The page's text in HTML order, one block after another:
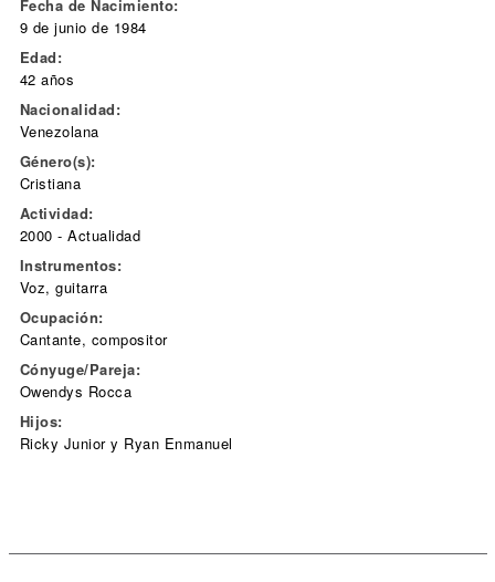
Fecha de Nacimiento:
9 de junio de 1984
Edad:
42 años
Nacionalidad:
Venezolana
Género(s):
Cristiana
Actividad:
2000 - Actualidad
Instrumentos:
Voz, guitarra
Ocupación:
Cantante, compositor
Cónyuge/Pareja:
Owendys Rocca
Hijos:
Ricky Junior y Ryan Enmanuel